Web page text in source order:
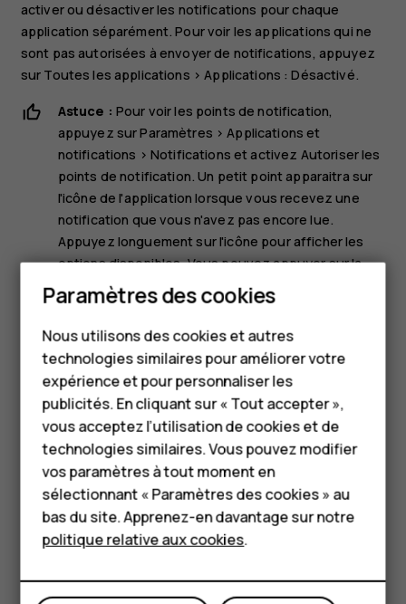
Smartphones
Téléphones classiques
Accessoires
HMD Terra M
Pour les entreprises
Tablettes
Boutique
activer ou désactiver les notifications pour chaque
application séparément. Pour voir les applications qui ne
sont pas autorisées à envoyer de notifications, appuyez
sur Toutes les applications >Applications : Désactivé.
Astuce : Pour voir les points de notification,
appuyez surParamètres >Applications et
notifications >Notifications et activez Autoriser les
points de notification. Un petit point apparaitra sur
l'icône de l'application lorsque vous recevez une
notification que vous n'avez pas encore lue.
Appuyez longuement sur l'icône pour afficher les
options disponibles. Vous pouvez appuyer sur la
notification pour l'ouvrir ou effectuer un balayage
pour l'ignorer.
Utiliser les icônes de configuration rapide
Pour activer les fonctionnalités, appuyez sur les icônes
Pour afficher plus d'icônes, faites glisser le menu vers le
bas.
Paramètres des cookies
Nous utilisons des cookies et autres
technologies similaires pour améliorer votre
expérience et pour personnaliser les
publicités. En cliquant sur « Tout accepter »,
vous acceptez l’utilisation de cookies et de
technologies similaires. Vous pouvez modifier
vos paramètres à tout moment en
sélectionnant « Paramètres des cookies » au
bas du site. Apprenez-en davantage sur notre
politique relative aux cookies.